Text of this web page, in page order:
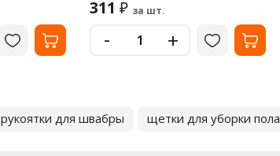
311 ₽ за шт.
- +
рукоятки для швабры щетки для уборки пола